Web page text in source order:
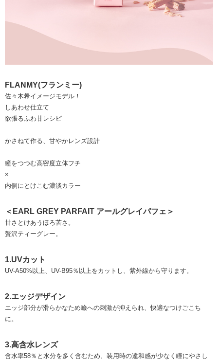
FLANMY(フランミー)
佐々木希イメージモデル！
しあわせ仕立て
欲張るふわ甘レシピ
かさねて作る、甘やかレンズ設計
瞳をつつむ高密度立体フチ
×
内側にとけこむ濃淡カラー
＜EARL GREY PARFAIT アールグレイパフェ＞
甘さとけあうほろ苦さ。
贅沢ティーグレー。
1.UVカット
UV-A50%以上、UV-B95％以上をカットし、紫外線から守ります。
2.エッジデザイン
エッジ部分が滑らかなため瞼への刺激が抑えられ、快適なつけごこち
に。
3.高含水レンズ
含水率58％と水分を多く含むため、装用時の違和感が少なく瞳にやさし